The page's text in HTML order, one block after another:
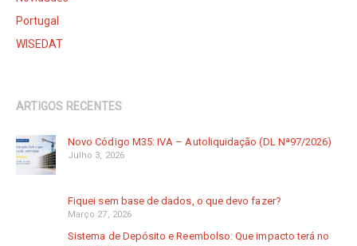
Portugal
WISEDAT
ARTIGOS RECENTES
Novo Código M35: IVA – Autoliquidação (DL Nª97/2026)
Julho 3, 2026
Fiquei sem base de dados, o que devo fazer?
Março 27, 2026
Sistema de Depósito e Reembolso: Que impacto terá no